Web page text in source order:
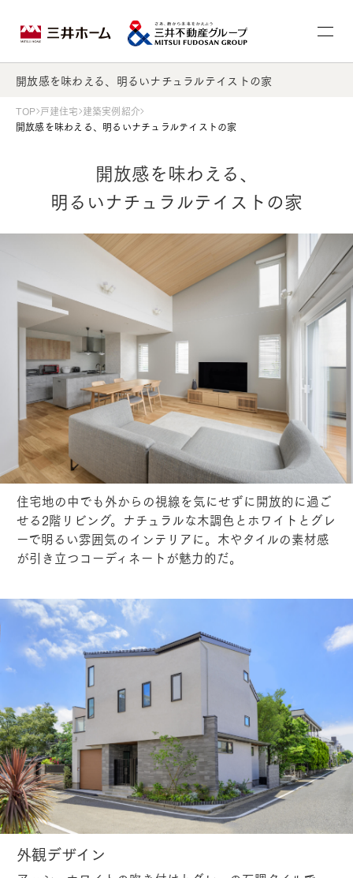
開放感を味わえる、明るいナチュラルテイストの家
TOP 戸建住宅 建築実例紹介
開放感を味わえる、明るいナチュラルテイストの家
開放感を味わえる、
明るいナチュラルテイストの家
住宅地の中でも外からの視線を気にせずに開放的に過ご
せる2階リビング。ナチュラルな木調色とホワイトとグレ
ーで明るい雰囲気のインテリアに。木やタイルの素材感
が引き立つコーディネートが魅力的だ。
外観デザイン